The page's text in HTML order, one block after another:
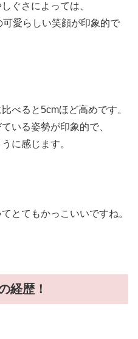
ぐさによっては、
愛らしい笑顔が印象的で
べると5cmほど高めです。
いる姿勢が印象的で、
に感じます。
とてもかっこいいですね。
経歴！